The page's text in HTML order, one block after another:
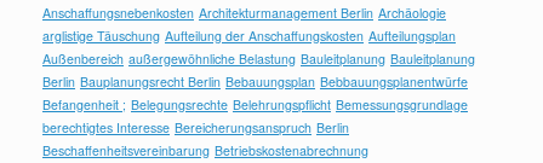
Anschaffungsnebenkosten Architekturmanagement Berlin Archäologie
arglistige Täuschung Aufteilung der Anschaffungskosten Aufteilungsplan
Außenbereich außergewöhnliche Belastung Bauleitplanung Bauleitplanung
Berlin Bauplanungsrecht Berlin Bebauungsplan Bebbauungsplanentwürfe
Befangenheit ; Belegungsrechte Belehrungspflicht Bemessungsgrundlage
berechtigtes Interesse Bereicherungsanspruch Berlin
Beschaffenheitsvereinbarung Betriebskostenabrechnung